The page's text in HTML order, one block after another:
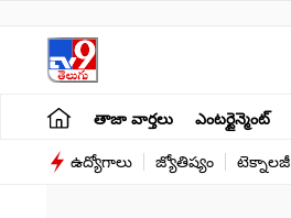
తాజా వార్తలు ఎంటర్టైన్మెంట్
ఉద్యోగాలు జ్యోతిష్యం టెక్నాలజీ